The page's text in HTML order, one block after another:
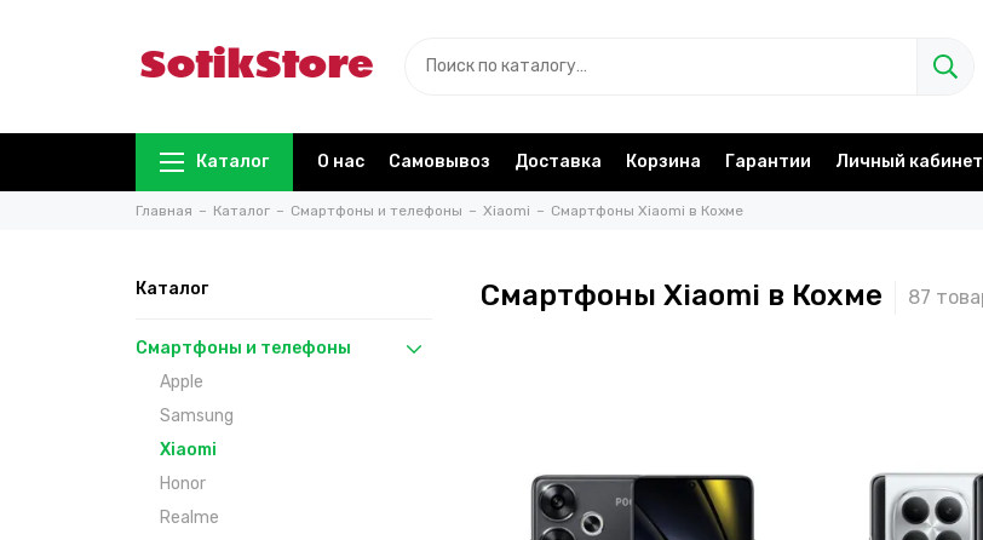
Каталог О нас Самовывоз Доставка Корзина Гарантии Личный кабинет
Главная Каталог Смартфоны и телефоны Xiaomi Смартфоны Xiaomi в Кохме
Каталог
Смартфоны и телефоны
Apple
Samsung
Xiaomi
Honor
Realme
Смартфоны Xiaomi в Кохме